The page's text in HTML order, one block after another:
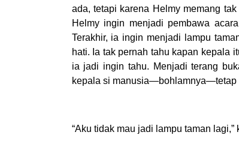
ada, tetapi karena Helmy memang
Helmy ingin menjadi pembawa
Terakhir, ia ingin menjadi lampu
hati. Ia tak pernah tahu kapan kepala
ia jadi ingin tahu. Menjadi terang
kepala si manusia—bohlamnya—tetap
“Aku tidak mau jadi lampu taman lagi,”